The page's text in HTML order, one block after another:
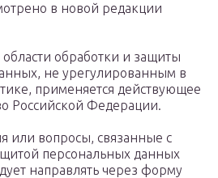
в новой редакции
обработки и защиты
не урегулированным в
применяется действующее
Российской Федерации.
или вопросы, связанные с
персональных данных
направлять через форму